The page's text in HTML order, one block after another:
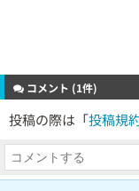
コメント (1件)
投稿の際は「投稿規